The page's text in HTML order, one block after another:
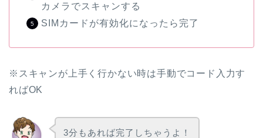
カメラでスキャンする
SIMカードが有効化になったら完了
※スキャンが上手く行かない時は手動でコード入力す
ればOK
3分もあれば完了しちゃうよ！